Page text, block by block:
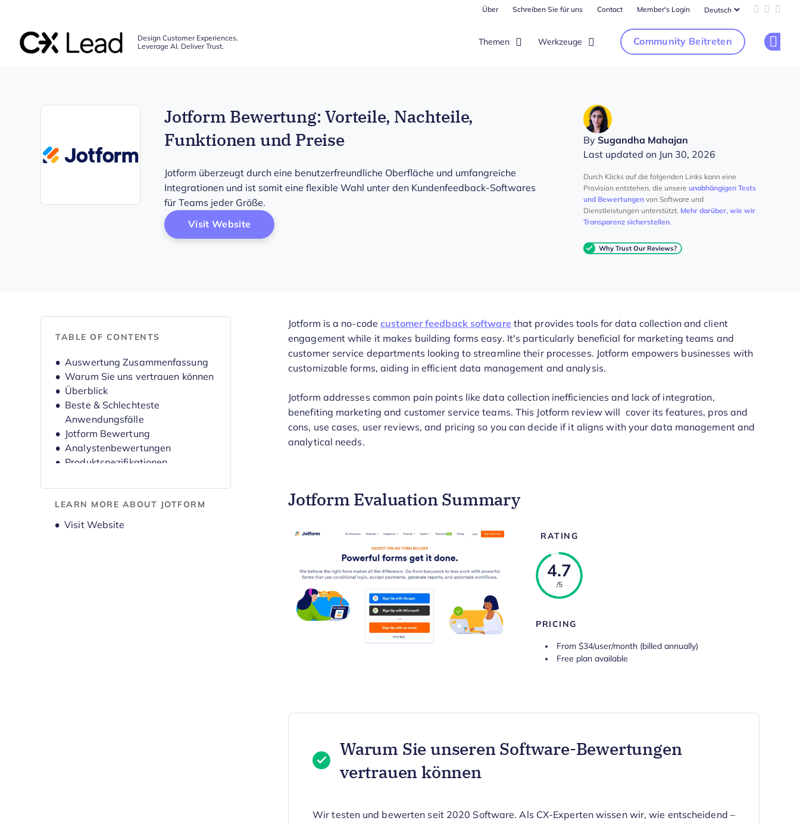
Über Schreiben Sie für uns Contact Member's Login Add us
Follow
Design Customer Experiences.
Leverage AI. Deliver Trust.
Themen Werkzeuge Community Beitreten
Jotform Bewertung: Vorteile, Nachteile,
Funktionen und Preise
Jotform überzeugt durch eine benutzerfreundliche Oberfläche und umfangreiche
Integrationen und ist somit eine flexible Wahl unter den Kundenfeedback-Softwares
für Teams jeder Größe.
Visit Website Opens New Window
By Sugandha Mahajan
Last updated on Jun 30, 2026
Durch Klicks auf die folgenden Links kann eine
Provision entstehen, die unsere unabhängigen Tests
und Bewertungen von Software und
Dienstleistungen unterstützt. Mehr darüber, wie wir
Transparenz sicherstellen.
Why Trust Our Reviews?
TABLE OF CONTENTS
Auswertung Zusammenfassung
Warum Sie uns vertrauen können
Überblick
Beste & Schlechteste
Anwendungsfälle
Jotform Bewertung
Analystenbewertungen
Produktspezifikationen
FAQs
Unternehmensüberblick &
Geschichte
LEARN MORE ABOUT JOTFORM
Visit Website
Opens new window
Jotform is a no-codecustomer feedback software that provides tools for data collection and client
engagement while it makes building forms easy. It's particularly beneficial for marketing teams and
customer service departments looking to streamline their processes. Jotform empowers businesses with
customizable forms, aiding in efficient data management and analysis.
Jotform addresses common pain points like data collection inefficiencies and lack of integration,
benefiting marketing and customer service teams. This Jotform review will cover its features, pros and
cons, use cases, user reviews, and pricing so you can decide if it aligns with your data management and
analytical needs.
Jotform Evaluation Summary
RATING
4.7
/5
PRICING
From $34/user/month (billed annually)
Free plan available
Warum Sie unseren Software-Bewertungen
vertrauen können
Wir testen und bewerten seit 2020 Software. Als CX-Experten wissen wir, wie entscheidend –